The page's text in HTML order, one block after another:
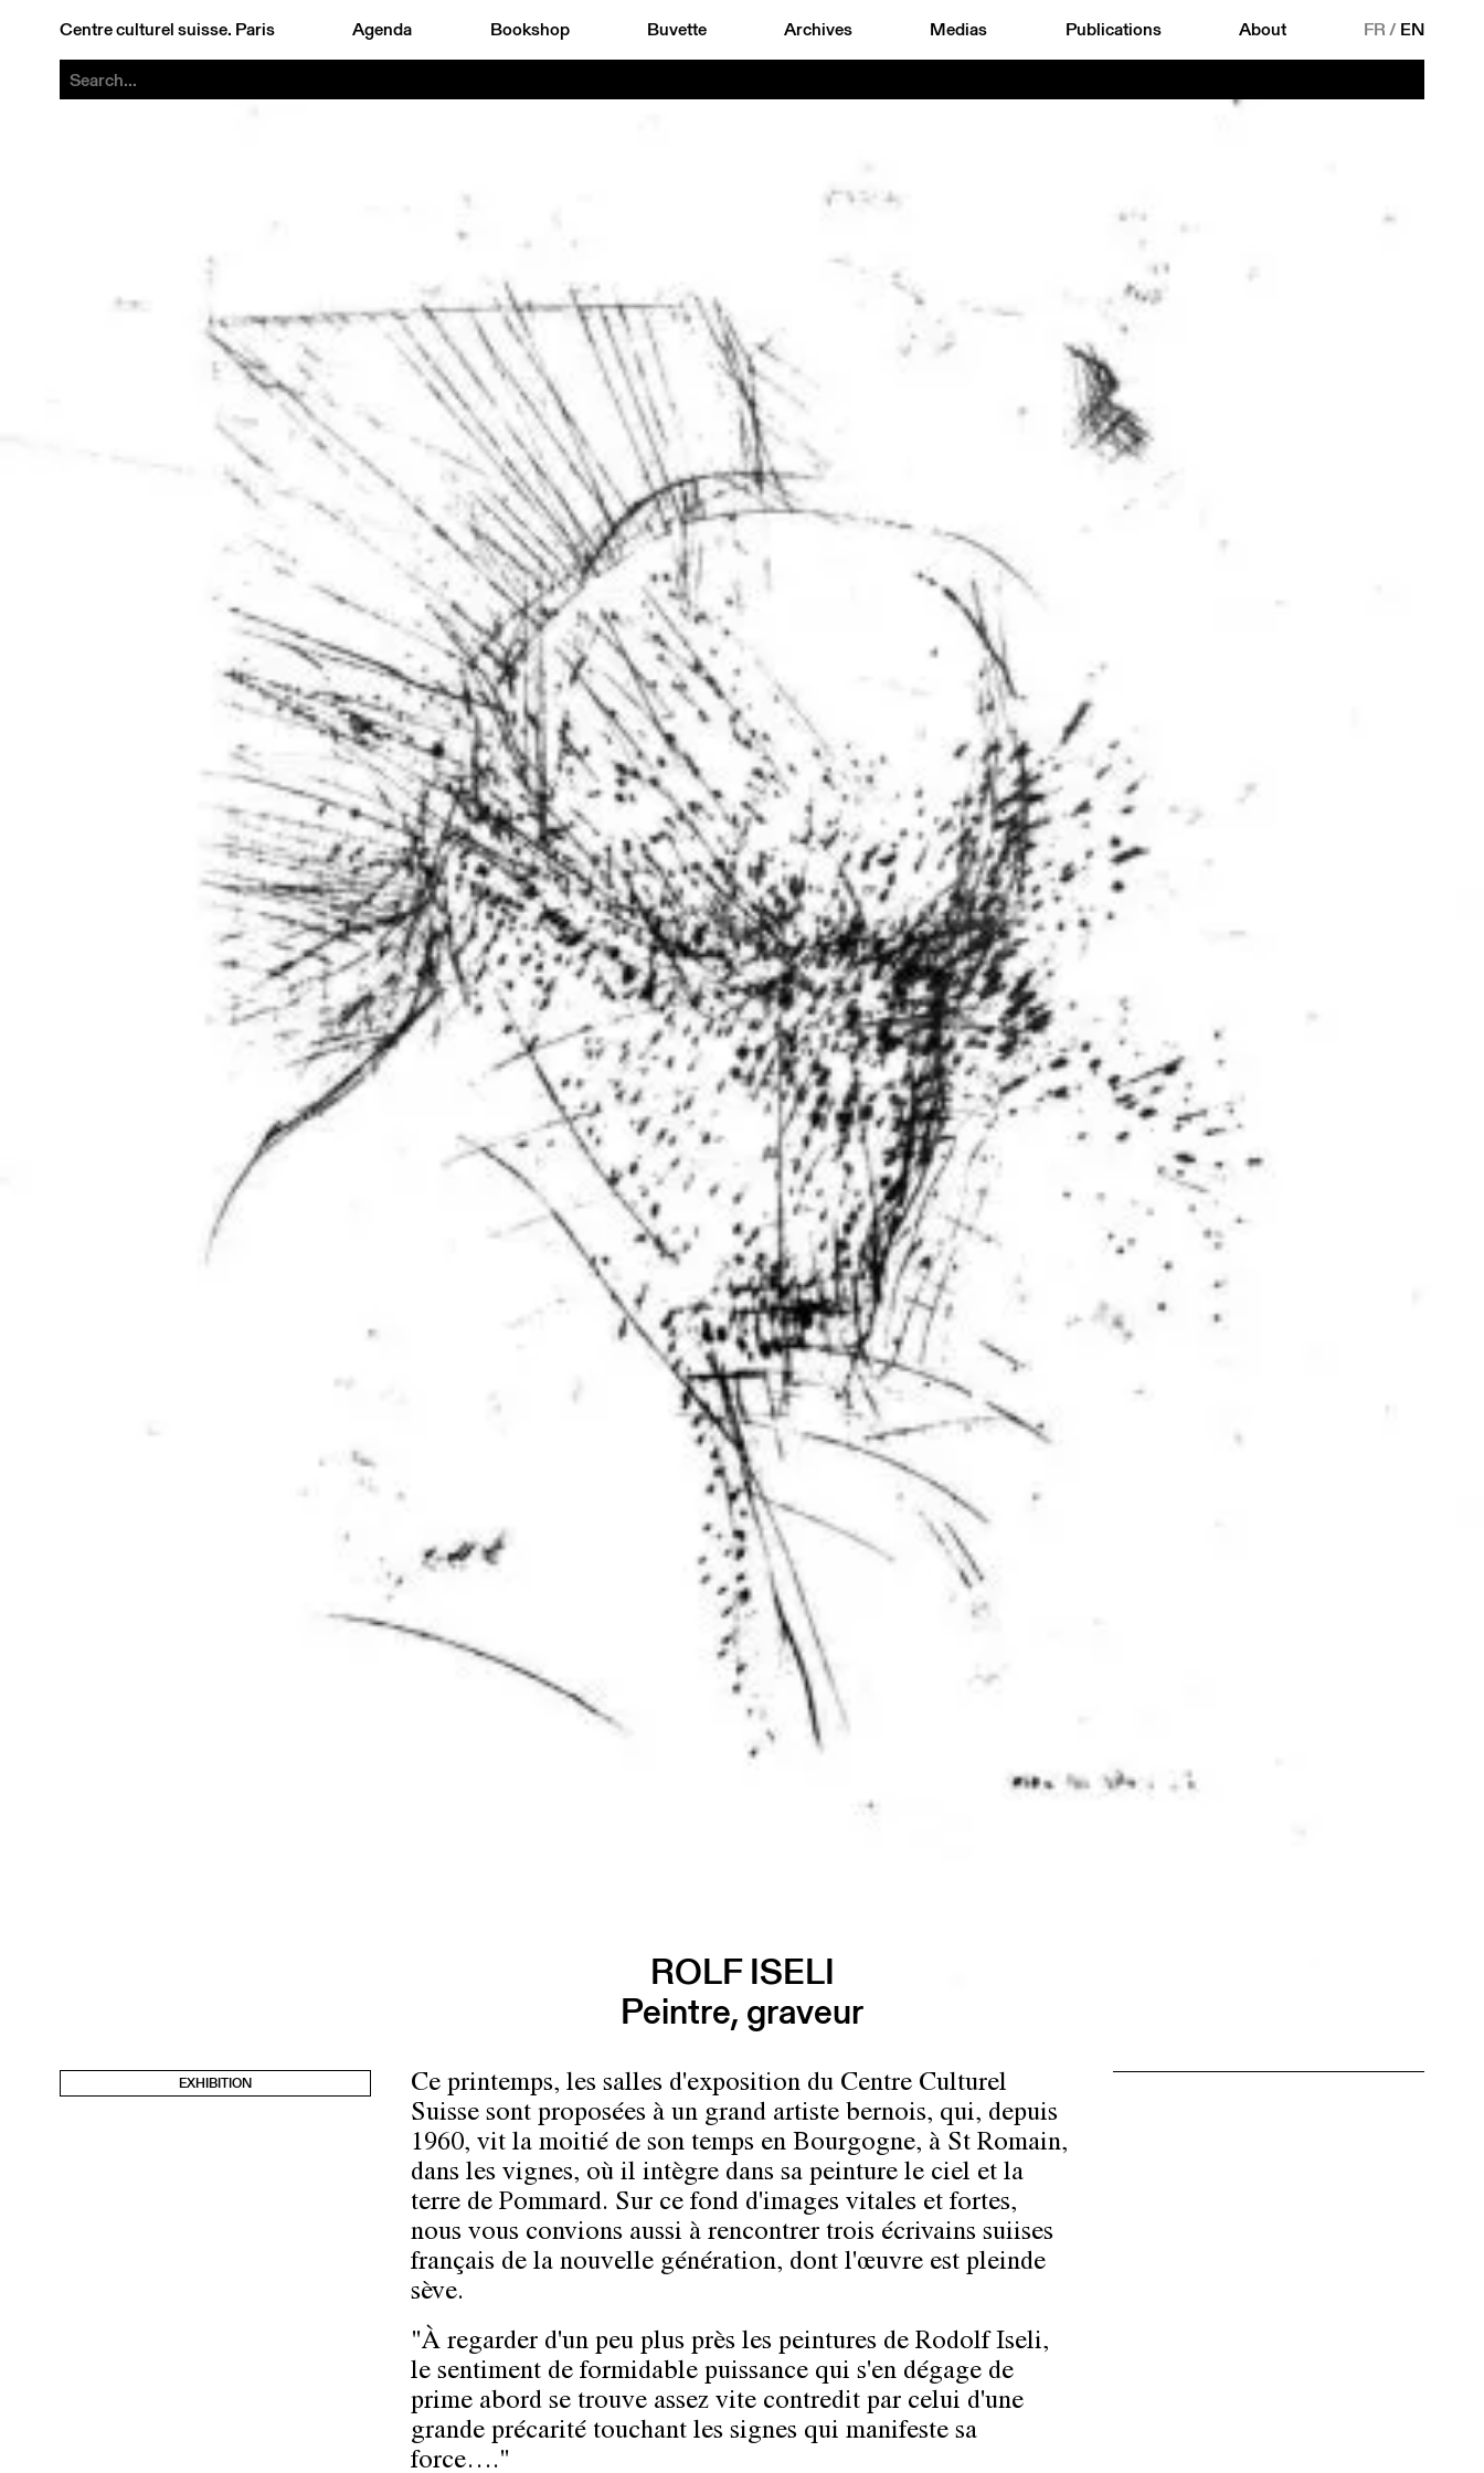
Centre culturel suisse. Paris Agenda Bookshop Buvette Archives Medias Publications About FR/ EN
ROLF ISELI
Peintre, graveur
EXHIBITION
Ce printemps, les salles d'exposition du Centre Culturel
Suisse sont proposées à un grand artiste bernois, qui, depuis
1960, vit la moitié de son temps en Bourgogne, à St Romain,
dans les vignes, où il intègre dans sa peinture le ciel et la
terre de Pommard. Sur ce fond d'images vitales et fortes,
nous vous convions aussi à rencontrer trois écrivains suiises
français de la nouvelle génération, dont l'œuvre est pleinde
sève.
"À regarder d'un peu plus près les peintures de Rodolf Iseli,
le sentiment de formidable puissance qui s'en dégage de
prime abord se trouve assez vite contredit par celui d'une
grande précarité touchant les signes qui manifeste sa
force…."